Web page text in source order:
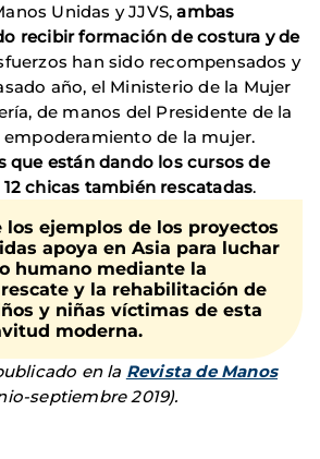
Unidas y JJVS,ambas
recibir formación de costura y de
han sido recompensados y
año, el Ministerio de la Mujer
de manos del Presidente de la
de la mujer.
que están dando los cursos de
chicas también rescatadas.
los ejemplos de los proyectos
apoya en Asia para luchar
humano mediante la
y la rehabilitación de
y niñas víctimas de esta
moderna.
en la Revista de Manos
septiembre 2019).